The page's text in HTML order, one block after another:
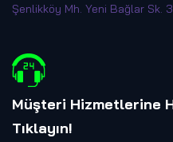
Şenlikköy Mh. Yeni Bağlar Sk.
Müşteri Hizmetlerine
Tıklayın!